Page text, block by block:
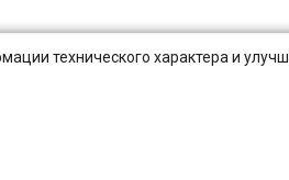
технического характера и